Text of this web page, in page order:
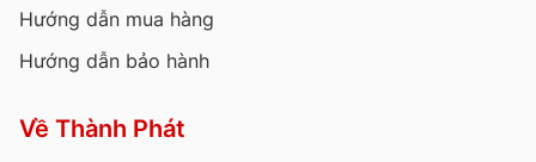
Hướng dẫn mua hàng
Hướng dẫn bảo hành
Về Thành Phát